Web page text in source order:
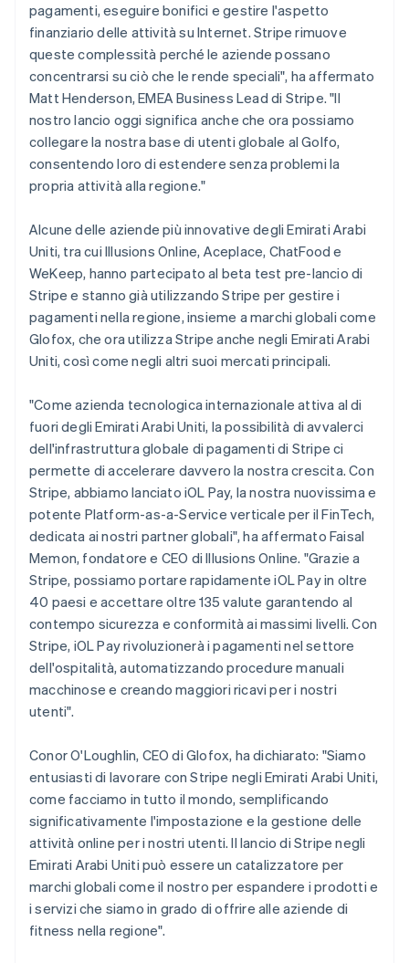
pagamenti, eseguire bonifici e gestire l'aspetto
finanziario delle attività su Internet. Stripe rimuove
queste complessità perché le aziende possano
concentrarsi su ciò che le rende speciali", ha affermato
Matt Henderson, EMEA Business Lead di Stripe. "Il
nostro lancio oggi significa anche che ora possiamo
collegare la nostra base di utenti globale al Golfo,
consentendo loro di estendere senza problemi la
propria attività alla regione."
Alcune delle aziende più innovative degli Emirati Arabi
Uniti, tra cui Illusions Online, Aceplace, ChatFood e
WeKeep, hanno partecipato al beta test pre-lancio di
Stripe e stanno già utilizzando Stripe per gestire i
pagamenti nella regione, insieme a marchi globali come
Glofox, che ora utilizza Stripe anche negli Emirati Arabi
Uniti, così come negli altri suoi mercati principali.
"Come azienda tecnologica internazionale attiva al di
fuori degli Emirati Arabi Uniti, la possibilità di avvalerci
dell'infrastruttura globale di pagamenti di Stripe ci
permette di accelerare davvero la nostra crescita. Con
Stripe, abbiamo lanciato iOL Pay, la nostra nuovissima e
potente Platform-as-a-Service verticale per il FinTech,
dedicata ai nostri partner globali", ha affermato Faisal
Memon, fondatore e CEO di Illusions Online. "Grazie a
Stripe, possiamo portare rapidamente iOL Pay in oltre
40 paesi e accettare oltre 135 valute garantendo al
contempo sicurezza e conformità ai massimi livelli. Con
Stripe, iOL Pay rivoluzionerà i pagamenti nel settore
dell'ospitalità, automatizzando procedure manuali
macchinose e creando maggiori ricavi per i nostri
utenti".
Conor O'Loughlin, CEO di Glofox, ha dichiarato: "Siamo
entusiasti di lavorare con Stripe negli Emirati Arabi Uniti,
come facciamo in tutto il mondo, semplificando
significativamente l'impostazione e la gestione delle
attività online per i nostri utenti. Il lancio di Stripe negli
Emirati Arabi Uniti può essere un catalizzatore per
marchi globali come il nostro per espandere i prodotti e
i servizi che siamo in grado di offrire alle aziende di
fitness nella regione".
Australia
English
Austria
DeutschEnglish
Belgio